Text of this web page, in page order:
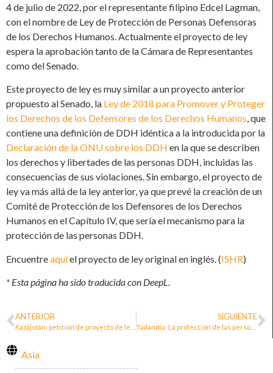
4 de julio de 2022, por el representante filipino Edcel Lagman,
con el nombre de Ley de Protección de Personas Defensoras
de los Derechos Humanos. Actualmente el proyecto de ley
espera la aprobación tanto de la Cámara de Representantes
como del Senado.
Este proyecto de ley es muy similar a un proyecto anterior
propuesto al Senado, la Ley de 2018 para Promover y Proteger
los Derechos de los Defensores de los Derechos Humanos, que
contiene una definición de DDH idéntica a la introducida por la
Declaración de la ONU sobre los DDH en la que se describen
los derechos y libertades de las personas DDH, incluidas las
consecuencias de sus violaciones. Sin embargo, el proyecto de
ley va más allá de la ley anterior, ya que prevé la creación de un
Comité de Protección de los Defensores de los Derechos
Humanos en el Capítulo IV, que sería el mecanismo para la
protección de las personas DDH.
Encuentreaquíel proyecto de ley original en inglés. (ISHR)
* Esta página ha sido traducida con DeepL.
ANTERIOR SIGUIENTE
Asia